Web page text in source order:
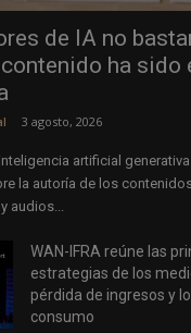
de IA no
ha sido
3 agosto, 2026
artificial
la autoría de los
audios...
WAN-IFRA reúne las
estrategias de los
pérdida de ingresos y
consumo